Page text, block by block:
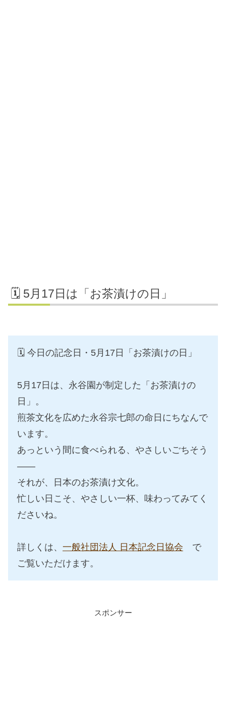
🗓️ 5月17日は「お茶漬けの日」
🗓️ 今日の記念日・5月17日「お茶漬けの日」
5月17日は、永谷園が制定した「お茶漬けの
日」。
煎茶文化を広めた永谷宗七郎の命日にちなんで
います。
あっという間に食べられる、やさしいごちそう
——
それが、日本のお茶漬け文化。
忙しい日こそ、やさしい一杯、味わってみてく
ださいね。
詳しくは、 一般社団法人 日本記念日協会 で
ご覧いただけます。
スポンサー